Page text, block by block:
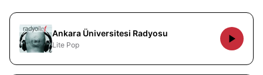
Ankara Üniversitesi Radyosu
Lite Pop